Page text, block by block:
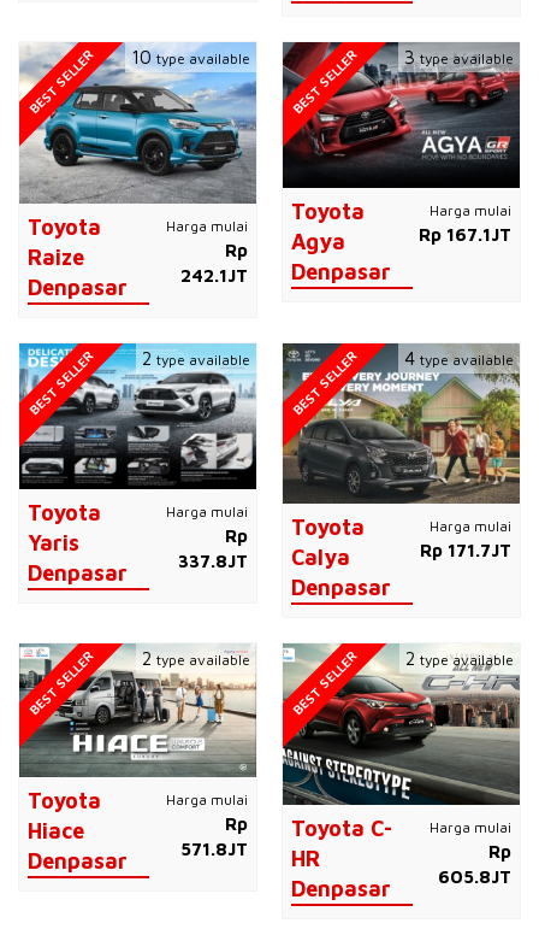
Toyota
Raize
Denpasar
Harga mulai
Rp
242.1JT
BEST SELLER 10 type available
Toyota
Agya
Denpasar
Harga mulai
Rp 167.1JT
BEST SELLER 3type available
Toyota
Yaris
Denpasar
Harga mulai
Rp
337.8JT
BEST SELLER 2type available
Toyota
Calya
Denpasar
Harga mulai
Rp 171.7JT
BEST SELLER 4 type available
Toyota
Hiace
Denpasar
Harga mulai
Rp
571.8JT
BEST SELLER 2type available
Toyota C-
HR
Denpasar
Harga mulai
Rp
605.8JT
BEST SELLER 2 type available